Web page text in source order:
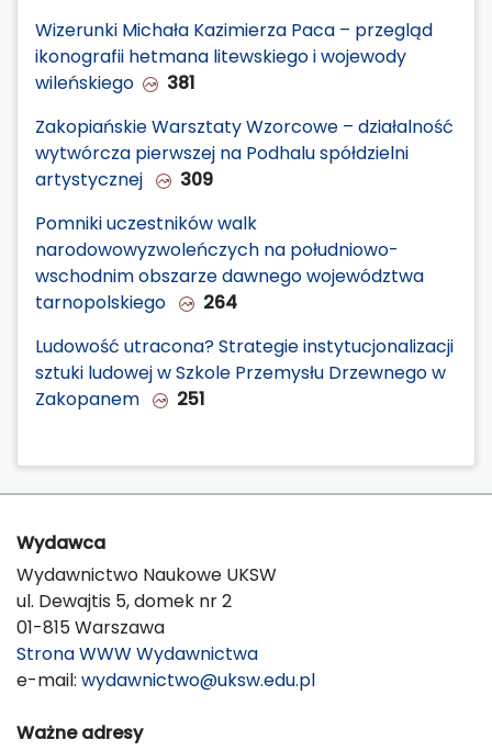
Wizerunki Michała Kazimierza Paca – przegląd
ikonografii hetmana litewskiego i wojewody
wileńskiego
381
Zakopiańskie Warsztaty Wzorcowe – działalność
wytwórcza pierwszej na Podhalu spółdzielni
artystycznej
309
Pomniki uczestników walk
narodowowyzwoleńczych na południowo-
wschodnim obszarze dawnego województwa
tarnopolskiego
264
Ludowość utracona? Strategie instytucjonalizacji
sztuki ludowej w Szkole Przemysłu Drzewnego w
Zakopanem
251
Wydawca
Wydawnictwo Naukowe UKSW
ul. Dewajtis 5, domek nr 2
01-815 Warszawa
Strona WWW Wydawnictwa
e-mail: wydawnictwo@uksw.edu.pl
Ważne adresy